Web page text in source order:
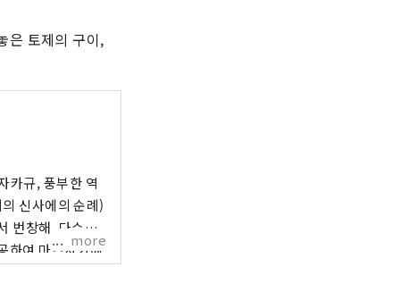
은 토제의 구이,
카규, 풍부한 역
신사에의 순례)
번창해, 다수의
하여 마츠자카에
more